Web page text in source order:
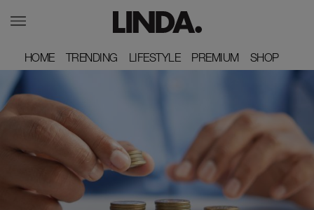
HOME
HOME TRENDING
TRENDING LIFESTYLE
LIFESTYLE PREMIUM
PREMIUM SHOP
SHOP